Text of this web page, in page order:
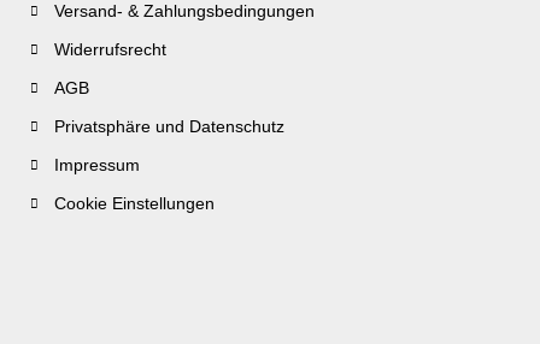
Versand- & Zahlungsbedingungen
Widerrufsrecht
AGB
Privatsphäre und Datenschutz
Impressum
Cookie Einstellungen